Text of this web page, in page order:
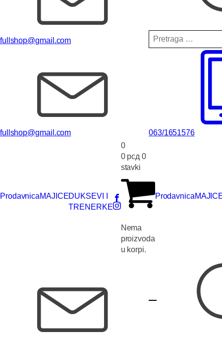
fullshop@gmail.com
Pretraga
za:
fullshop@gmail.com 063/1651576
ProdavnicaMAJICEDUKSEVI I
TRENERKE
0
0 рсд 0
stavki
Nema
proizvoda
u korpi.
Prodavnica